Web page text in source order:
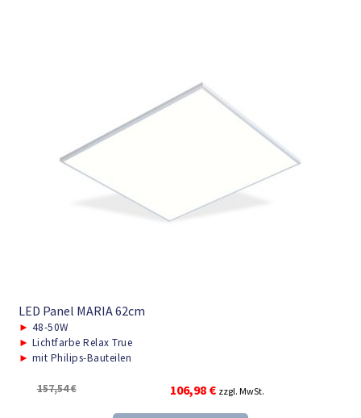
LED Panel MARIA 62cm
► 48-50W
► Lichtfarbe Relax True
► mit Philips-Bauteilen
157,54€
Ursprünglicher
106,98 €Aktueller
zzgl. MwSt.